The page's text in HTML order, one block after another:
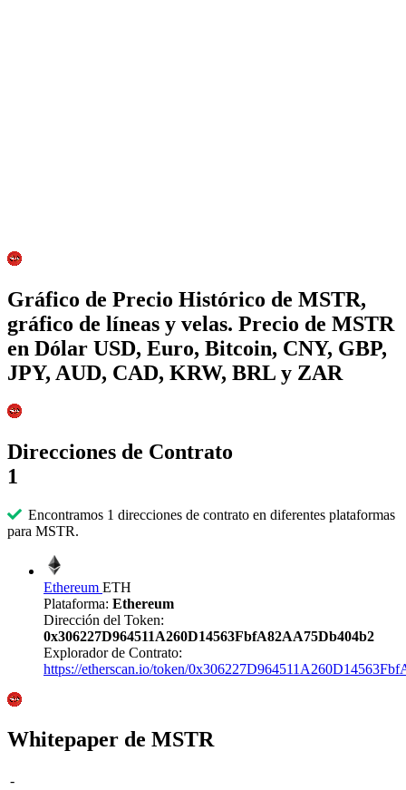
Gráfico de Precio Histórico de MSTR,
gráfico de líneas y velas. Precio de MSTR
en Dólar USD, Euro, Bitcoin, CNY, GBP,
JPY, AUD, CAD, KRW, BRL y ZAR
Direcciones de Contrato
1
Encontramos 1 direcciones de contrato en diferentes plataformas
para MSTR.
Ethereum ETH
Plataforma: Ethereum
Dirección del Token:
0x306227D964511A260D14563FbfA82AA75Db404b2
Explorador de Contrato:
https://etherscan.io/token/
Whitepaper de MSTR
-